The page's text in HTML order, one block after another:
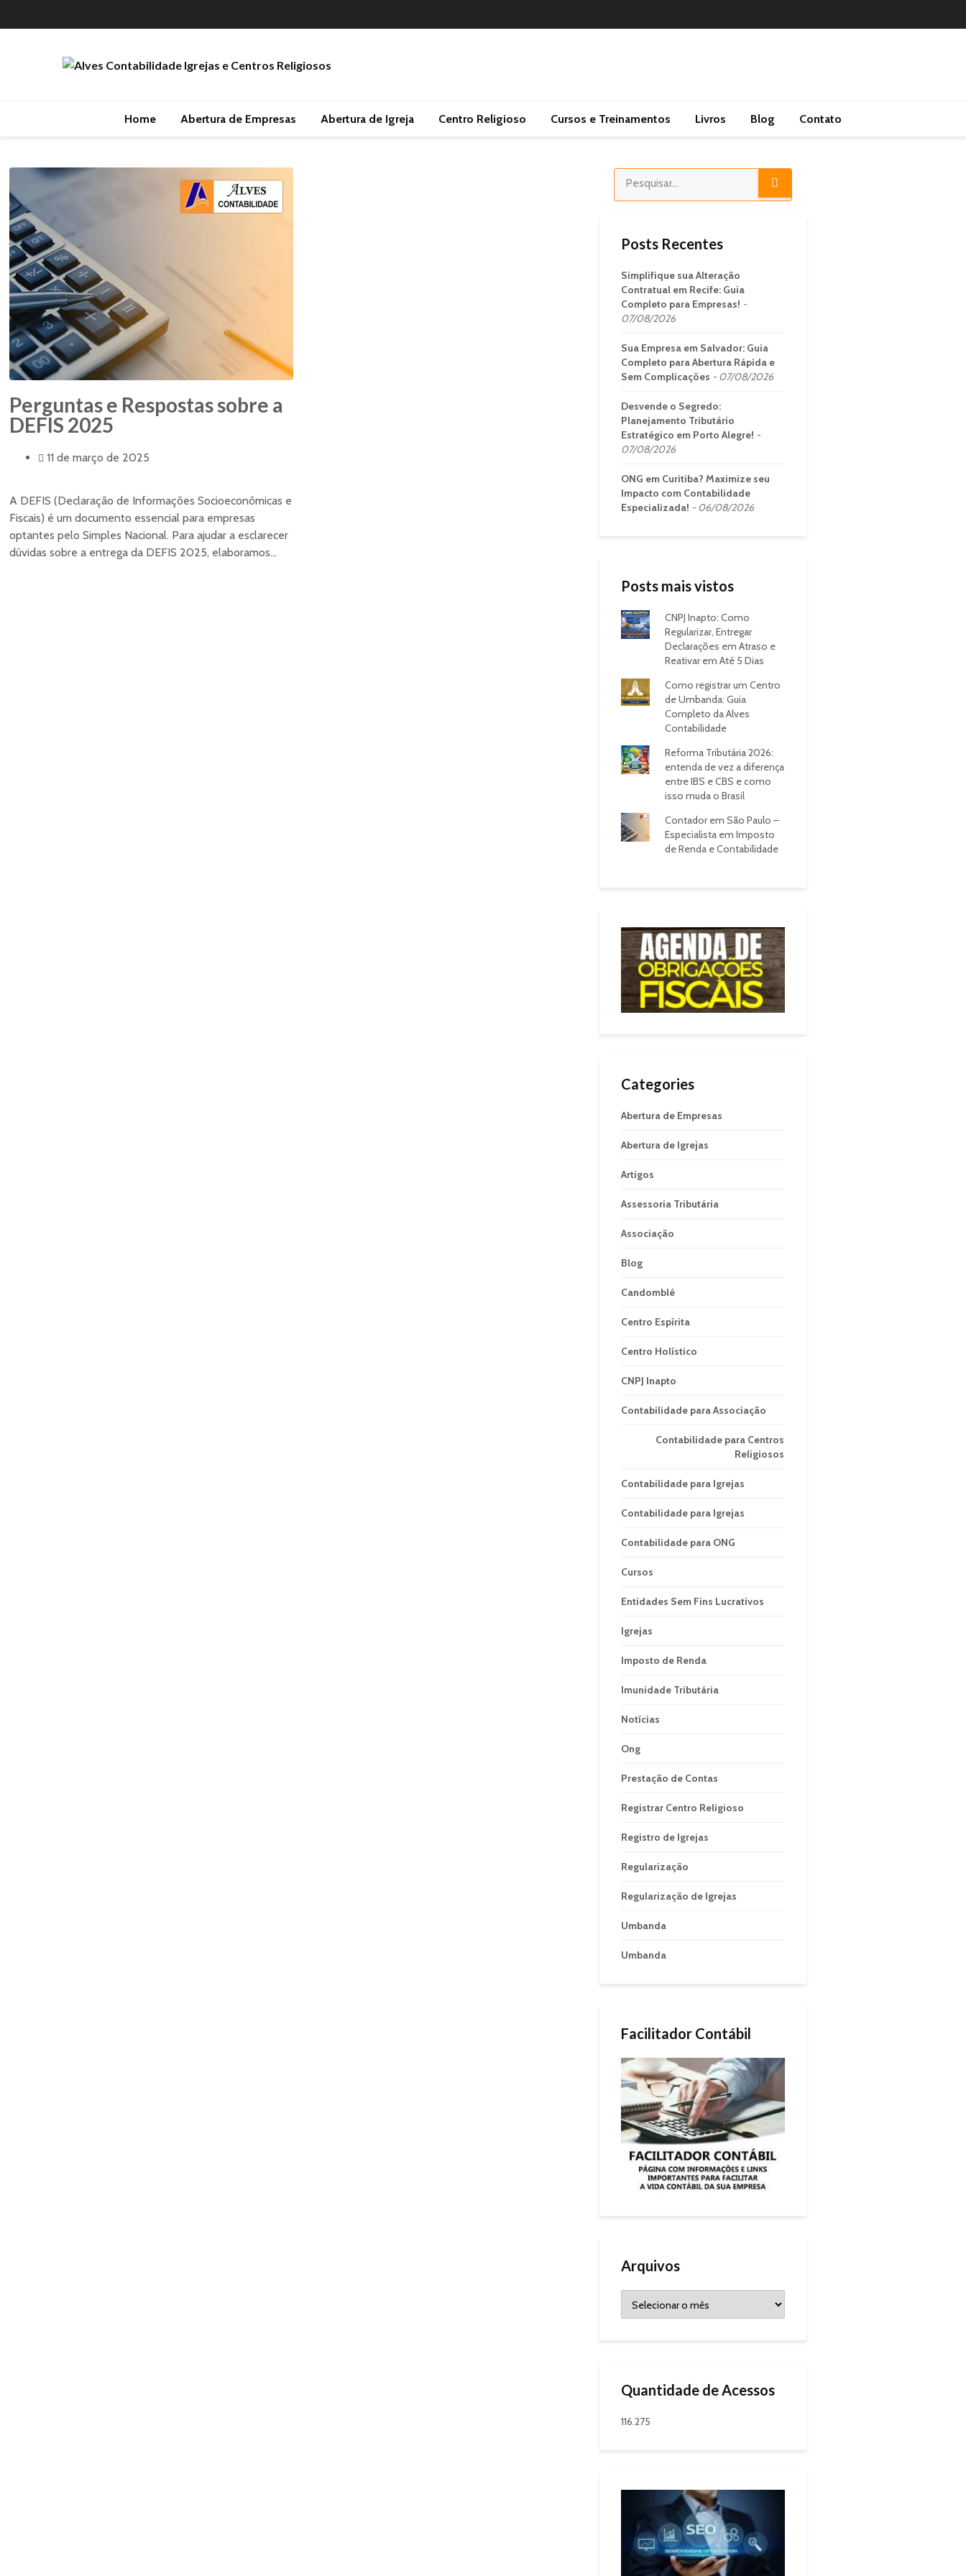
Home Abertura de Empresas Abertura de Igreja Centro Religioso Cursos e Treinamentos Livros Blog Contato
Perguntas e Respostas sobre a
DEFIS 2025
11 de março de 2025
A DEFIS (Declaração de Informações Socioeconômicas e
Fiscais) é um documento essencial para empresas
optantes pelo Simples Nacional. Para ajudar a esclarecer
dúvidas sobre a entrega da DEFIS 2025, elaboramos...
Posts Recentes
Simplifique sua Alteração
Contratual em Recife: Guia
Completo para Empresas!
07/08/2026
Sua Empresa em Salvador: Guia
Completo para Abertura Rápida e
Sem Complicações
07/08/2026
Desvende o Segredo:
Planejamento Tributário
Estratégico em Porto Alegre!
07/08/2026
ONG em Curitiba? Maximize seu
Impacto com Contabilidade
Especializada!
06/08/2026
Posts mais vistos
CNPJ Inapto: Como
Regularizar, Entregar
Declarações em Atraso e
Reativar em Até 5 Dias
Como registrar um Centro
de Umbanda: Guia
Completo da Alves
Contabilidade
Reforma Tributária 2026:
entenda de vez a diferença
entre IBS e CBS e como
isso muda o Brasil
Contador em São Paulo –
Especialista em Imposto
de Renda e Contabilidade
Categories
Abertura de Empresas
Abertura de Igrejas
Artigos
Assessoria Tributária
Associação
Blog
Candomblé
Centro Espírita
Centro Holístico
CNPJ Inapto
Contabilidade para Associação
Contabilidade para Centros
Religiosos
Contabilidade para Igrejas
Contabilidade para Igrejas
Contabilidade para ONG
Cursos
Entidades Sem Fins Lucrativos
Igrejas
Imposto de Renda
Imunidade Tributária
Notícias
Ong
Prestação de Contas
Registrar Centro Religioso
Registro de Igrejas
Regularização
Regularização de Igrejas
Umbanda
Umbanda
Facilitador Contábil
Arquivos
Quantidade de Acessos
116.275